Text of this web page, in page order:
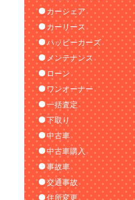
カーシェア
カーリース
ハッピーカーズ
メンテナンス
ローン
ワンオーナー
一括査定
下取り
中古車
中古車購入
事故車
交通事故
住所変更